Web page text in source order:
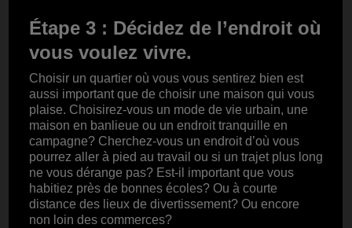
Étape 3 : Décidez de l’endroit où
vous voulez vivre.
Choisir un quartier où vous vous sentirez bien est
aussi important que de choisir une maison qui vous
plaise. Choisirez-vous un mode de vie urbain, une
maison en banlieue ou un endroit tranquille en
campagne? Cherchez-vous un endroit d’où vous
pourrez aller à pied au travail ou si un trajet plus long
ne vous dérange pas? Est-il important que vous
habitiez près de bonnes écoles? Ou à courte
distance des lieux de divertissement? Ou encore
non loin des commerces?